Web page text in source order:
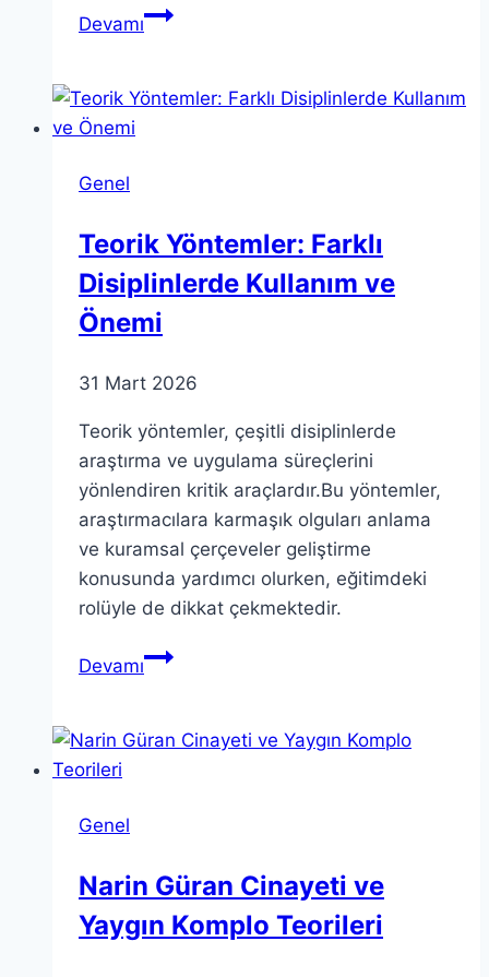
DevamıTeorik
Kavramın
Genel
Teorik Yöntemler: Farklı
Disiplinlerde Kullanım ve
Önemi
31 Mart 2026
Teorik yöntemler, çeşitli disiplinlerde
araştırma ve uygulama süreçlerini
yönlendiren kritik araçlardır.Bu yöntemler,
araştırmacılara karmaşık olguları anlama
ve kuramsal çerçeveler geliştirme
konusunda yardımcı olurken, eğitimdeki
rolüyle de dikkat çekmektedir.
DevamıTeorik
Disiplinlerde
Genel
Narin Güran Cinayeti ve
Yaygın Komplo Teorileri